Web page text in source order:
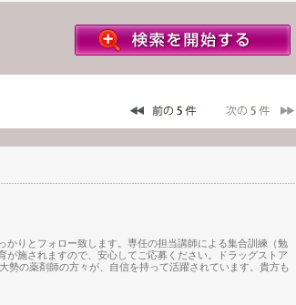
かりとフォロー致します。専任の担当講師による集合訓練（勉
施されますので、安心してご応募ください。ドラッグストア
勢の薬剤師の方々が、自信を持って活躍されています。貴方も